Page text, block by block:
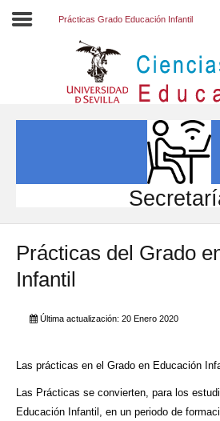
INVESTIGACIÓN
INTERNACIONAL
Directorio FCCE
Prácticas Grado Educación Infantil
Prácticas del Grado
Infantil
Última actualización: 20 Enero 2020
Las prácticas en el Grado en Educación
Las Prácticas se convierten, para los
Educación Infantil, en un periodo de